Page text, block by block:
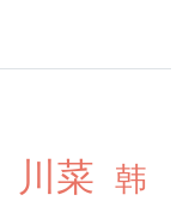
川菜 韩